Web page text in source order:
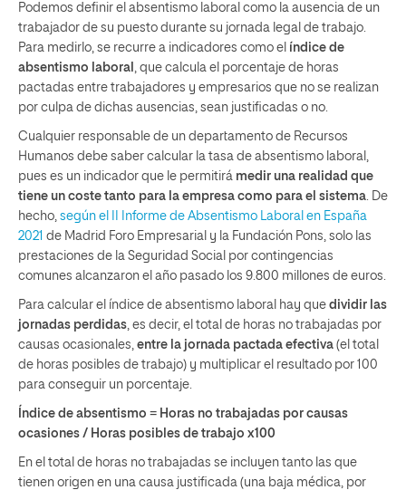
Podemos definir el absentismo laboral como la ausencia de un
trabajador de su puesto durante su jornada legal de trabajo.
Para medirlo, se recurre a indicadores como el índice de
absentismo laboral
, que calcula el porcentaje de horas
pactadas entre trabajadores y empresarios que no se realizan
por culpa de dichas ausencias, sean justificadas o no.
Cualquier responsable de un departamento de Recursos
Humanos debe saber calcular la tasa de absentismo laboral,
pues es un indicador que le permitirá medir una realidad que
tiene un coste tanto para la empresa como para el sistema . De
hecho, según el II Informe de Absentismo Laboral en España
2021 de Madrid Foro Empresarial y la Fundación Pons, solo las
prestaciones de la Seguridad Social por contingencias
comunes alcanzaron el año pasado los 9.800 millones de euros.
Para calcular el índice de absentismo laboral hay que dividir las
jornadas perdidas , es decir, el total de horas no trabajadas por
causas ocasionales, entre la jornada pactada efectiva (el total
de horas posibles de trabajo) y multiplicar el resultado por 100
para conseguir un porcentaje.
Índice de absentismo = Horas no trabajadas por causas
ocasiones / Horas posibles de trabajo x100
En el total de horas no trabajadas se incluyen tanto las que
tienen origen en una causa justificada (una baja médica, por